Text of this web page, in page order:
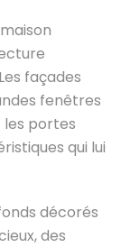
façades
fenêtres
les portes
qui lui
décorés
des